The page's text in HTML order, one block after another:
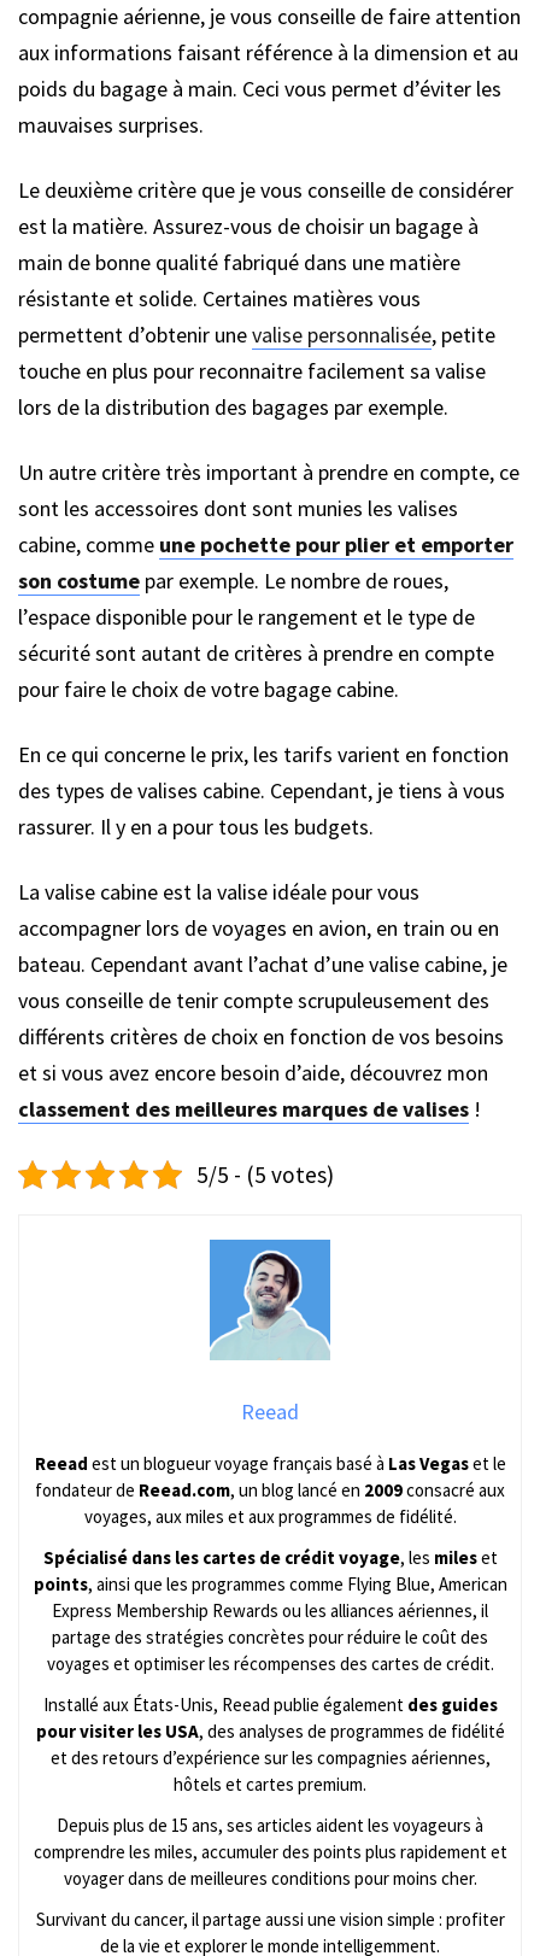
compagnie aérienne, je vous conseille de faire attention
aux informations faisant référence à la dimension et au
poids du bagage à main. Ceci vous permet d’éviter les
mauvaises surprises.
Le deuxième critère que je vous conseille de considérer
est la matière. Assurez-vous de choisir un bagage à
main de bonne qualité fabriqué dans une matière
résistante et solide. Certaines matières vous
permettent d’obtenir unevalise personnalisée, petite
touche en plus pour reconnaitre facilement sa valise
lors de la distribution des bagages par exemple.
Un autre critère très important à prendre en compte, ce
sont les accessoires dont sont munies les valises
cabine, comme une pochette pour plier et emporter
son costume par exemple. Le nombre de roues,
l’espace disponible pour le rangement et le type de
sécurité sont autant de critères à prendre en compte
pour faire le choix de votre bagage cabine.
En ce qui concerne le prix, les tarifs varient en fonction
des types de valises cabine. Cependant, je tiens à vous
rassurer. Il y en a pour tous les budgets.
La valise cabine est la valise idéale pour vous
accompagner lors de voyages en avion, en train ou en
bateau. Cependant avant l’achat d’une valise cabine, je
vous conseille de tenir compte scrupuleusement des
différents critères de choix en fonction de vos besoins
et si vous avez encore besoin d’aide, découvrez mon
classement des meilleures marques de valises !
5/5 - (5 votes)
Reead
Reead est un blogueur voyage français basé à Las Vegaset le
fondateur de Reead.com, un blog lancé en 2009consacré aux
voyages, aux miles et aux programmes de fidélité.
Spécialisé dans les cartes de crédit voyage, les mileset
points, ainsi que les programmes comme Flying Blue, American
Express Membership Rewards ou les alliances aériennes, il
partage des stratégies concrètes pour réduire le coût des
voyages et optimiser les récompenses des cartes de crédit.
Installé aux États-Unis, Reead publie également des guides
pour visiter les USA, des analyses de programmes de fidélité
et des retours d’expérience sur les compagnies aériennes,
hôtels et cartes premium.
Depuis plus de 15 ans, ses articles aident les voyageurs à
comprendre les miles, accumuler des points plus rapidement et
voyager dans de meilleures conditions pour moins cher.
Survivant du cancer, il partage aussi une vision simple : profiter
de la vie et explorer le monde intelligemment.